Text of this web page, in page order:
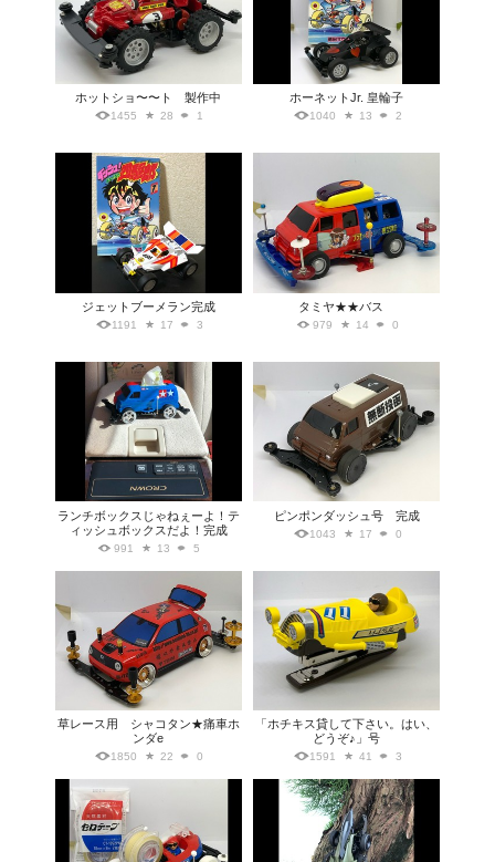
ホットショ〜〜ト 製作中
1455 28 1
ホーネットJr. 皇輪子
1040 13 2
ジェットブーメラン完成
1191 17 3
タミヤ★★バス
979 14 0
ランチボックスじゃねぇーよ！テ
ィッシュボックスだよ！完成
991 13 5
ピンポンダッシュ号 完成
1043 17 0
草レース用 シャコタン★痛車ホ
ンダe
1850 22 0
「ホチキス貸して下さい。はい、
どうぞ♪」号
1591 41 3